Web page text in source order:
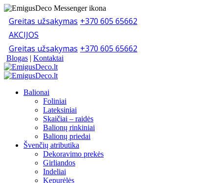
Greitas užsakymas +370 605 65662
AKCIJOS
Greitas užsakymas +370 605 65662
Blogas | Kontaktai
Balionai
Foliniai
Lateksiniai
Skaičiai – raidės
Balionų rinkiniai
Balionų priedai
Švenčių atributika
Dekoravimo prekės
Girliandos
Indeliai
Kepurėlės